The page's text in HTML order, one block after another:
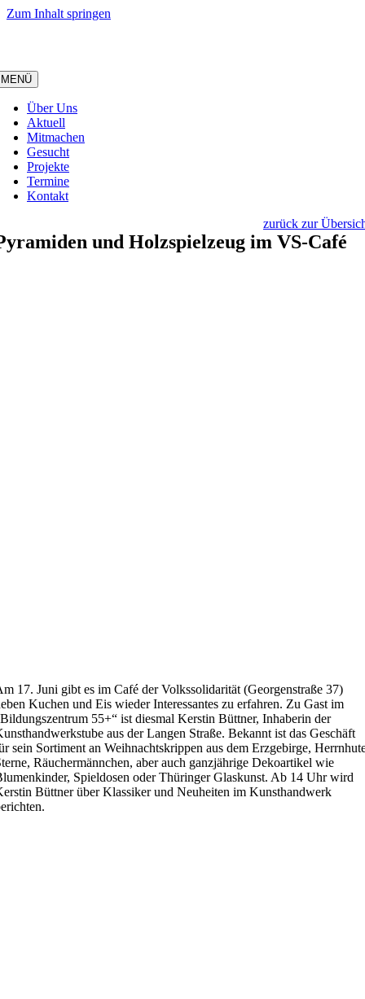
Zum Inhalt springen
MENÜ
Über Uns
Aktuell
Mitmachen
Gesucht
Projekte
Termine
Kontakt
zurück zur
und Holzspielzeug im VS-Café
17. Juni gibt es im Café der Volkssolidarität (Georgenstraße 37)
Kuchen und Eis wieder Interessantes zu erfahren. Zu Gast im
55+“ ist diesmal Kerstin Büttner, Inhaberin der
aus der Langen Straße. Bekannt ist das Geschäft
sein Sortiment an Weihnachtskrippen aus dem Erzgebirge,
Räuchermännchen, aber auch ganzjährige Dekoartikel wie
Spieldosen oder Thüringer Glaskunst. Ab 14 Uhr wird
Büttner über Klassiker und Neuheiten im Kunsthandwerk